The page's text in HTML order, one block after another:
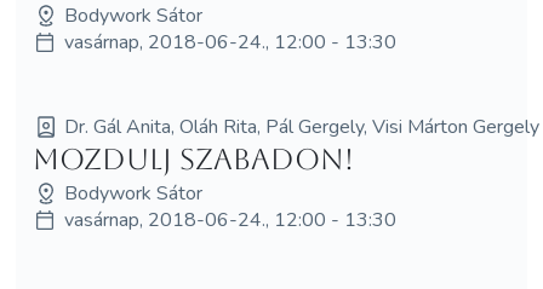
Bodywork Sátor
vasárnap, 2018-06-24., 12:00 - 13:30
Dr. Gál Anita, Oláh Rita, Pál Gergely, Visi Márton Gergely
Mozdulj szabadon!
Bodywork Sátor
vasárnap, 2018-06-24., 12:00 - 13:30